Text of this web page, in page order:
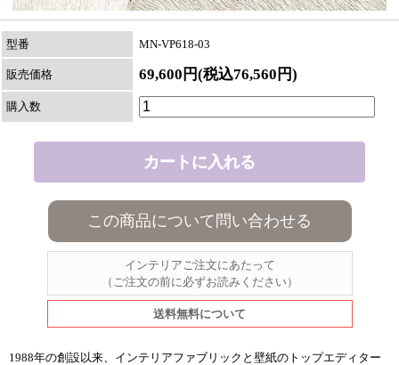
型番 MN-VP618-03
販売価格 69,600円(税込76,560円)
購入数
この商品について問い合わせる
インテリアご注文にあたって
（ご注文の前に必ずお読みください）
送料無料について
1988年の創設以来、インテリアファブリックと壁紙のトップエディター